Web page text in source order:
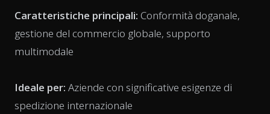
Caratteristiche principali: Conformità doganale,
gestione del commercio globale, supporto
multimodale
Ideale per: Aziende con significative esigenze di
spedizione internazionale